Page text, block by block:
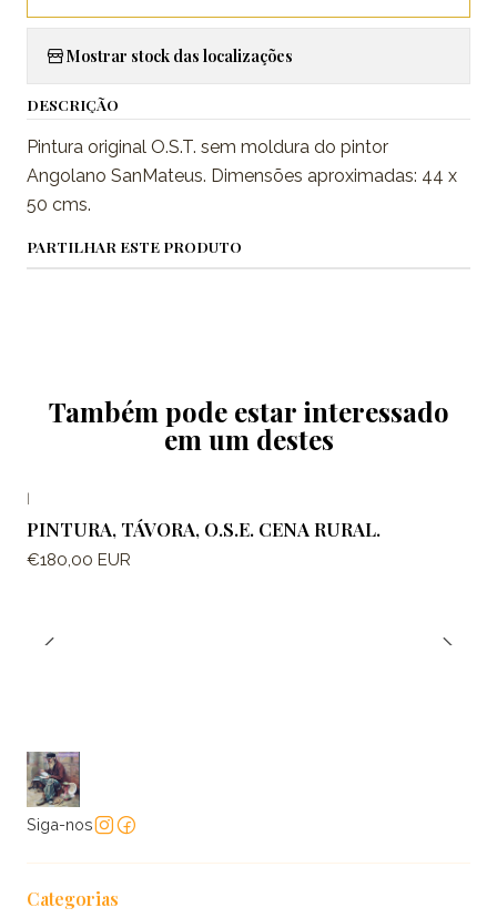
Mostrar stock das localizações
DESCRIÇÃO
Pintura original O.S.T. sem moldura do pintor
Angolano SanMateus. Dimensões aproximadas: 44 x
50 cms.
PARTILHAR ESTE PRODUTO
Também pode estar interessado
em um destes
|
PINTURA, TÁVORA, O.S.E. CENA RURAL.
€180,00 EUR
Siga-nos
Categorias